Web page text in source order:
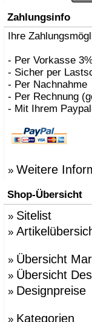
Zahlungsinfo
Ihre
- Per Vorkasse
- Sicher per
- Per Nachnahme
- Per Rechnung
- Mit Ihrem
» Weitere
Shop-Übersicht
» Sitelist
»
» Übersicht
» Übersicht
» Designpreise
» Kategorien